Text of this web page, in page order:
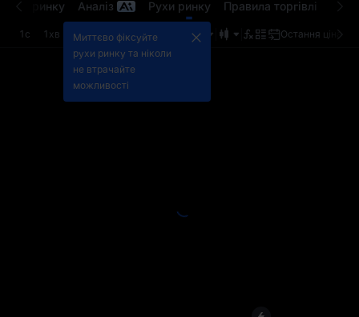
на ринку Аналіз Рухи ринку Правила торгівлі
1с 1хв 5хв 15хв 1г 1дн Остання ціна
Миттєво фіксуйте
рухи ринку та ніколи
не втрачайте
можливості